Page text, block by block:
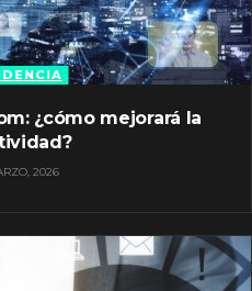
¿cómo mejorará la
2026